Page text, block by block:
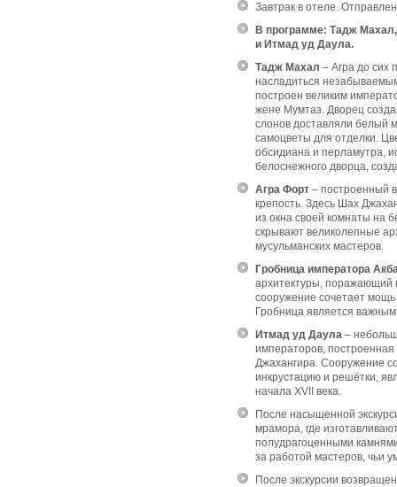
Завтрак в отеле.
В программе: Тадж
и Итмад уд Даула.
Тадж Махал – Агра до сих
насладиться
построен великим
жене Мумтаз. Дворец
слонов доставляли белый
самоцветы для отделки.
обсидиана и перламутра,
белоснежного дворца,
Агра Форт – построенный
крепость. Здесь Шах
из окна своей комнаты на
скрывают великолепные
мусульманских мастеров.
Гробница императора
архитектуры, поражающий
сооружение сочетает мощь
Гробница является
Итмад уд Даула –
императоров,
Джахангира. Сооружение
инкрустацию и решётки,
начала XVII века.
После насыщенной
мрамора, где
полудрагоценными
за работой мастеров, чьи
После экскурсии